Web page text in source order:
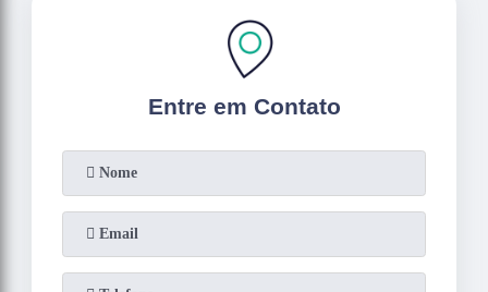
Entre em Contato